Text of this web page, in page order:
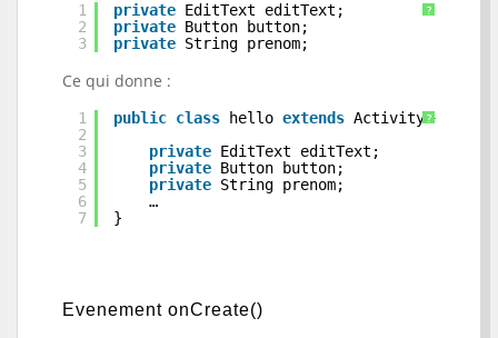
?
1
2
3
private EditText editText;
private Button button;
private String prenom;
Ce qui donne :
?
1
2
3
4
5
6
7
public class hello extends Activity {
private EditText editText;
private Button button;
private String prenom;
…
}
Evenement onCreate()